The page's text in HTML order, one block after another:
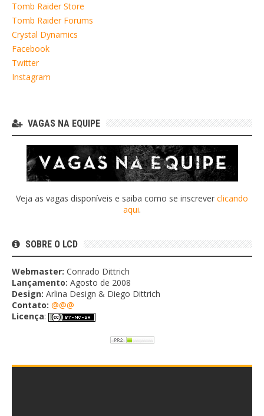
Tomb Raider Store
Tomb Raider Forums
Crystal Dynamics
Facebook
Twitter
Instagram
VAGAS NA EQUIPE
Veja as vagas disponíveis e saiba como se inscrever clicando
aqui.
SOBRE O LCD
Webmaster: Conrado Dittrich
Lançamento: Agosto de 2008
Design: Arlina Design & Diego Dittrich
Contato: @@@
Licença: